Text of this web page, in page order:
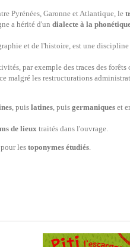
Pyrénées, Garonne et Atlantique, le
a hérité d'un dialecte à la
et de l'histoire, est une
par exemple des traces des forêts
malgré les restructurations
, puis latines, puis germaniques et
de lieux traités dans l'ouvrage.
les toponymes étudiés.